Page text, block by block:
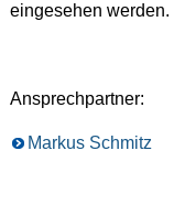
eingesehen werden.
Ansprechpartner:
Markus Schmitz